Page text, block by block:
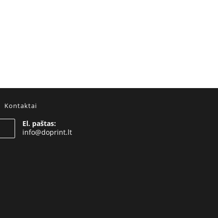
Kontaktai
El. paštas:
info@doprint.ltOpens